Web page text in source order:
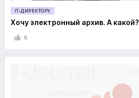
IT-ДИРЕКТОРУ
Хочу электронный архив. А какой?
6